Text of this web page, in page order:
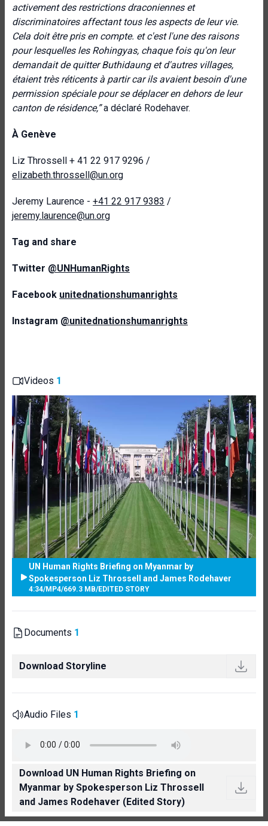
activement des restrictions draconiennes et
discriminatoires affectant tous les aspects de leur vie.
Cela doit être pris en compte. et c'est l'une des raisons
pour lesquelles les Rohingyas, chaque fois qu'on leur
demandait de quitterButhidaunget d'autres villages,
étaient très réticents à partir car ils avaient besoin d'une
permission spéciale pour se déplacer en dehors de leur
canton de résidence,” a déclaré Rodehaver.
À Genève
Liz Throssell + 41 22 917 9296 /
elizabeth.throssell@un.org
Jeremy Laurence - +41 22 917 9383 /
jeremy.laurence@un.org
Tag and share
Twitter @UNHumanRights
Facebook unitednationshumanrights
Instagram @unitednationshumanrights
Videos 1
UN Human Rights Briefing on Myanmar by
Spokesperson Liz Throssell and James Rodehaver
4:34/MP4/669.3 MB/EDITED STORY
Documents 1
Download Storyline
Audio Files 1
Download UN Human Rights Briefing on
Myanmar by Spokesperson Liz Throssell
and James Rodehaver (Edited Story)